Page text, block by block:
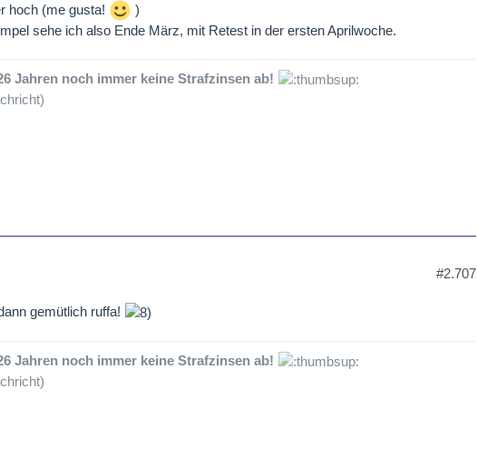
hoch (me gusta!
)
sehe ich also Ende März, mit Retest in der ersten Aprilwoche.
Jahren noch immer keine Strafzinsen ab!
#2.707
gemütlich ruffa!
Jahren noch immer keine Strafzinsen ab!